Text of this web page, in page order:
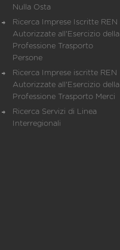
Nulla Osta
Ricerca Imprese Iscritte REN
Autorizzate all'Esercizio della
Professione Trasporto
Persone
Ricerca Imprese iscritte REN
Autorizzate all'Esercizio della
Professione Trasporto Merci
Ricerca Servizi di Linea
Interregionali